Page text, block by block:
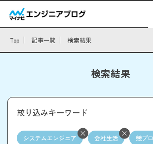
Top 記事一覧 検索結果
検索結果
絞り込みキーワード
システムエンジニア 会社生活 競プロ